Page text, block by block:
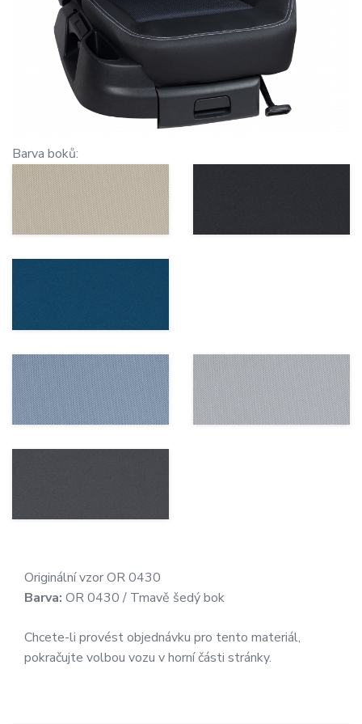
Barva boků:
Originální vzor OR 0430
Barva: OR 0430 / Tmavě šedý bok
Chcete-li provést objednávku pro tento materiál,
pokračujte volbou vozu v horní části stránky.